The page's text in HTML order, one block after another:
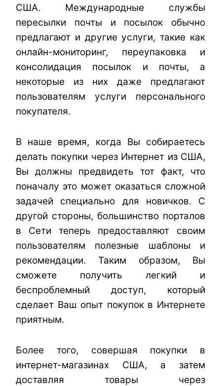
США. Международные службы
пересылки почты и посылок обычно
предлагают и другие услуги, такие как
онлайн-мониторинг, переупаковка и
консолидация посылок и почты, а
некоторые из них даже предлагают
пользователям услуги персонального
покупателя.
В наше время, когда Вы собираетесь
делать покупки через Интернет из США,
Вы должны предвидеть тот факт, что
поначалу это может оказаться сложной
задачей специально для новичков. С
другой стороны, большинство порталов
в Сети теперь предоставляют своим
пользователям полезные шаблоны и
рекомендации. Таким образом, Вы
сможете получить легкий и
беспроблемный доступ, который
сделает Ваш опыт покупок в Интернете
приятным.
Более того, совершая покупки в
интернет-магазинах США, а затем
доставляя товары через